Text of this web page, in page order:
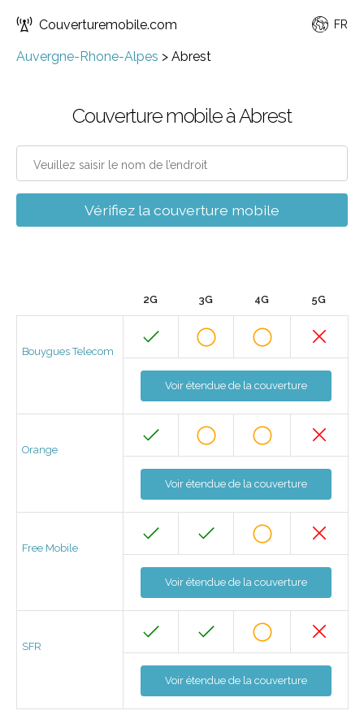
Couverturemobile.com FR
Auvergne-Rhone-Alpes > Abrest
Couverture mobile à Abrest
Vérifiez la couverture mobile
2G 3G 4G 5G
Bouygues Telecom
Voir étendue de la couverture
Orange
Voir étendue de la couverture
Free Mobile
Voir étendue de la couverture
SFR
Voir étendue de la couverture